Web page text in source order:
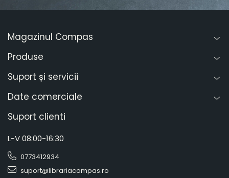
Magazinul Compas
Produse
Suport și servicii
Date comerciale
Suport clienti
L-V 08:00-16:30
0773412934
suport@librariacompas.ro